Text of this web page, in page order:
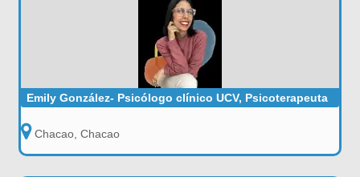
Emily González- Psicólogo clínico UCV, Psicoterapeuta
Chacao, Chacao